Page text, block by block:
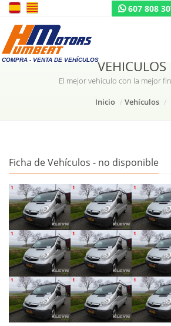
607 808
COMPRA - VENTA DE VEHÍCULOSVEHÍCULOS
El mejor vehículo con la mejor
Inicio
Vehículos
Ficha de Vehículos - no disponible